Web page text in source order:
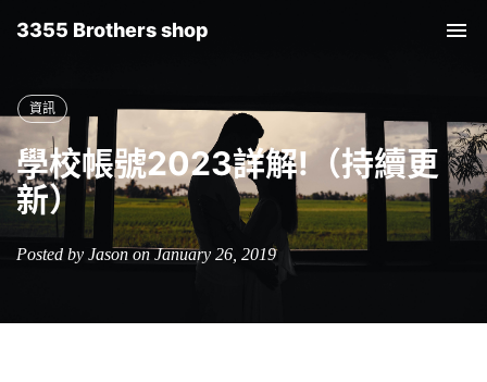
3355 Brothers shop
資訊
學校帳號2023詳解!（持續更
新）
Posted by Jason on January 26, 2019